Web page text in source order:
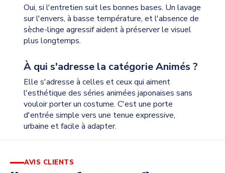
Oui, si l'entretien suit les bonnes bases. Un lavage
sur l'envers, à basse température, et l'absence de
sèche-linge agressif aident à préserver le visuel
plus longtemps.
À qui s'adresse la catégorie Animés ?
Elle s'adresse à celles et ceux qui aiment
l'esthétique des séries animées japonaises sans
vouloir porter un costume. C'est une porte
d'entrée simple vers une tenue expressive,
urbaine et facile à adapter.
AVIS CLIENTS